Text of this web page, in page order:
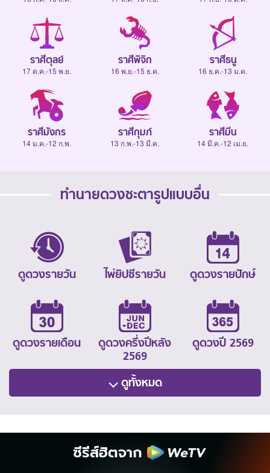
ราศีตุลย์
17 ต.ค.-15 พ.ย.
ราศีพิจิก
16 พ.ย.-15 ธ.ค.
ราศีธนู
16 ธ.ค.-13 ม.ค.
ราศีมังกร
14 ม.ค.-12 ก.พ.
ราศีกุมภ์
13 ก.พ.-13 มี.ค.
ราศีมีน
14 มี.ค.-12 เม.ย.
ทำนายดวงชะตารูปแบบอื่น
ดูดวงรายวัน ไพ่ยิปซีรายวัน ดูดวงรายปักษ์
ดูดวงรายเดือน
ดูดวงครึ่งปีหลัง
2569
ดูดวงปี 2569
ดูทั้งหมด
ซีรีส์ฮิตจาก